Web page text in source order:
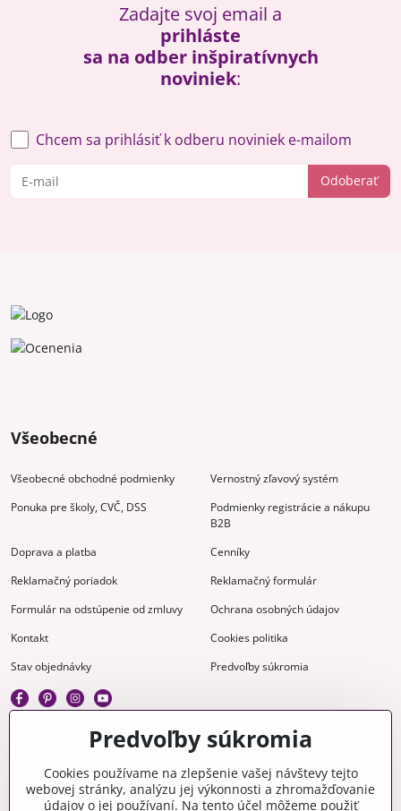
Zadajte svoj email a
prihláste
sa na odber inšpiratívnych
noviniek:
Odoberať
Chcem sa prihlásiť k odberu noviniek e-mailom
Všeobecné
Všeobecné obchodné podmienky
Vernostný zľavový systém
Ponuka pre školy, CVČ, DSS
Podmienky registrácie a nákupu
B2B
Doprava a platba
Cenníky
Reklamačný poriadok
Reklamačný formulár
Formulár na odstúpenie od zmluvy
Ochrana osobných údajov
Kontakt
Cookies politika
Stav objednávky
Predvoľby súkromia
Gravírovanie Materiály na stiahnutie
Predvoľby súkromia
Cookies používame na zlepšenie vašej návštevy tejto
webovej stránky, analýzu jej výkonnosti a zhromažďovanie
údajov o jej používaní. Na tento účel môžeme použiť